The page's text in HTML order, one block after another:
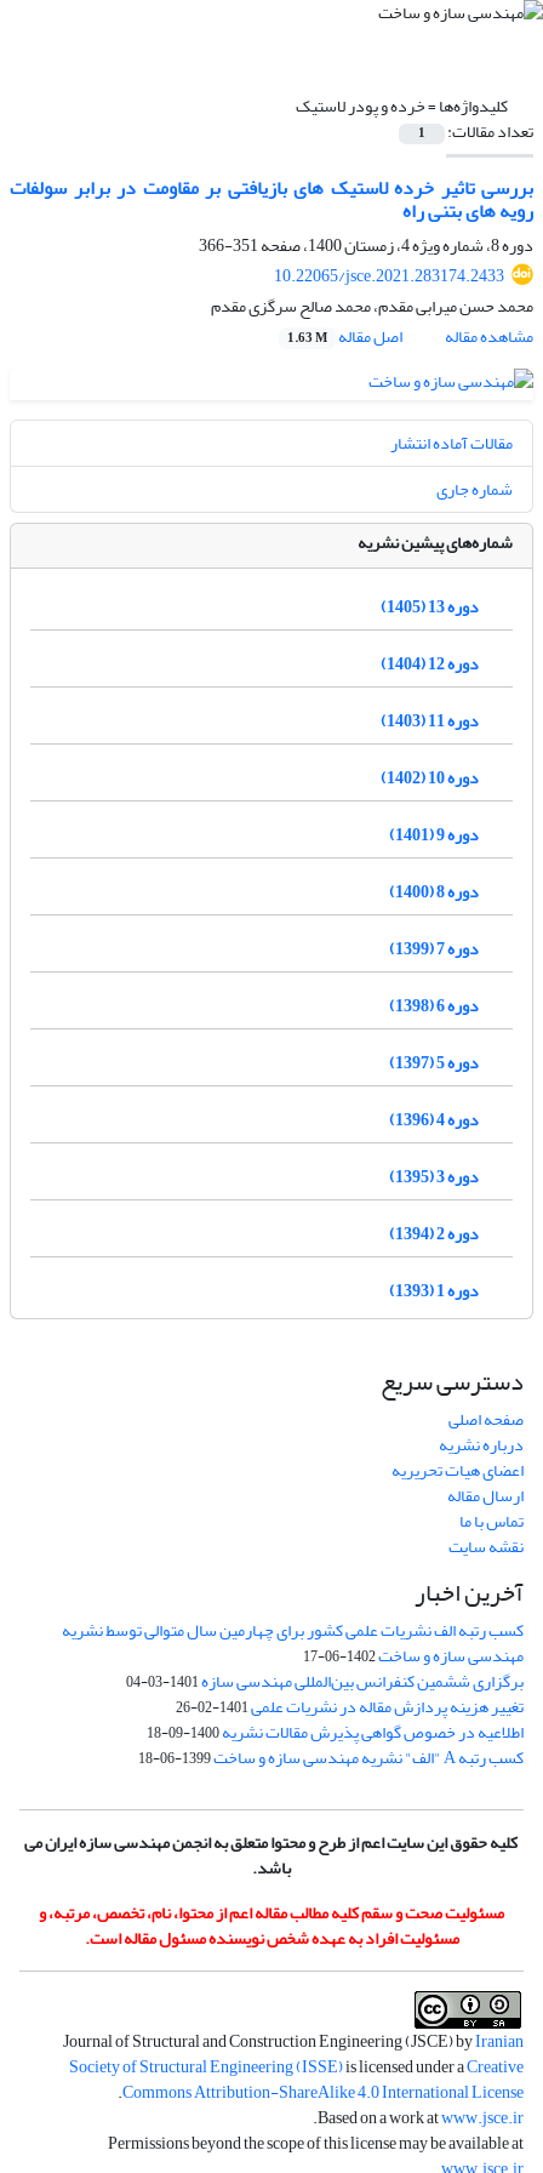
کلیدواژه‌ها =خرده و پودر لاستیک
تعداد مقالات: 1
بررسی تاثیر خرده لاستیک های بازیافتی بر مقاومت در برابر سولفات
رویه های بتنی راه
دوره 8، شماره ویژه 4، زمستان 1400، صفحه
351-366
10.22065/jsce.2021.283174.2433
محمد حسن میرابی مقدم، محمد صالح سرگزی مقدم
مشاهده مقاله
اصل مقاله 1.63 M
مقالات آماده انتشار
شماره جاری
شماره‌های پیشین نشریه
دوره 13 (1405)
دوره 12 (1404)
دوره 11 (1403)
دوره 10 (1402)
دوره 9 (1401)
دوره 8 (1400)
دوره 7 (1399)
دوره 6 (1398)
دوره 5 (1397)
دوره 4 (1396)
دوره 3 (1395)
دوره 2 (1394)
دوره 1 (1393)
دسترسی سریع
صفحه اصلی
درباره نشریه
اعضای هیات تحریریه
ارسال مقاله
تماس با ما
نقشه سایت
آخرین اخبار
کسب رتبه الف نشریات علمی کشور برای چهارمین سال متوالی توسط نشریه
مهندسی سازه و ساخت1402-06-17
برگزاری ششمین کنفرانس بین‌المللی مهندسی سازه1401-03-04
تغییر هزینه پردازش مقاله در نشریات علمی1401-02-26
اطلاعیه در خصوص گواهی پذیرش مقالات نشریه1400-09-18
کسب رتبه A "الف" نشریه مهندسی سازه و ساخت 1399-06-18
کلیه حقوق این سایت اعم از طرح و محتوا متعلق به انجمن مهندسی سازه ایران می
باشد.
مسئولیت صحت و سقم کلیه مطالب مقاله اعم از محتوا، نام، تخصص، مرتبه، و
مسئولیت افراد به عهده شخص نویسنده مسئول مقاله است.
Journal of Structural and Construction Engineering (JSCE) byIranian
Society of Structural Engineering (ISSE)is licensed under aCreative
Commons Attribution-ShareAlike 4.0 International License
.
Based on a work atwww.jsce.ir
.
Permissions beyond the scope of this license may be available at